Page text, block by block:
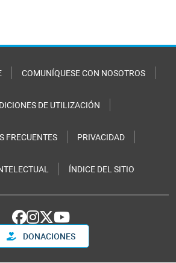
COMUNÍQUESE CON NOSOTROS
DE UTILIZACIÓN
FRECUENTES PRIVACIDAD
ÍNDICE DEL SITIO
DONACIONES